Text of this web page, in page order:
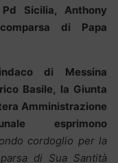
Sicilia, Anthony
di Papa
di Messina
Basile, la Giunta
Amministrazione
esprimono
cordoglio per la
di Sua Santità